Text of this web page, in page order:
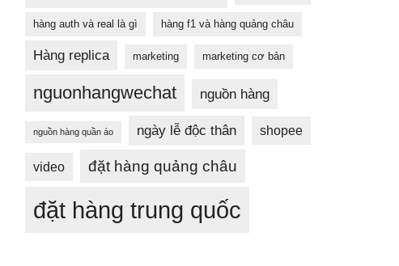
hàng auth và real là gì hàng f1 và hàng quảng châu
Hàng replica marketing marketing cơ bản
nguonhangwechat nguồn hàng
nguồn hàng quần áo ngày lễ độc thân shopee
video đặt hàng quảng châu
đặt hàng trung quốc